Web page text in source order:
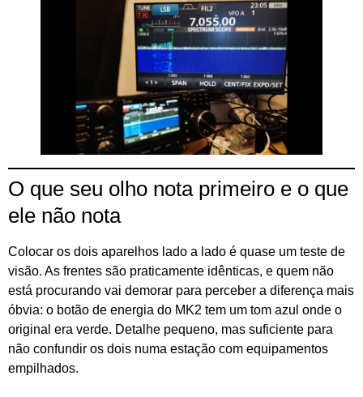
O que seu olho nota primeiro e o que
ele não nota
Colocar os dois aparelhos lado a lado é quase um teste de
visão. As frentes são praticamente idênticas, e quem não
está procurando vai demorar para perceber a diferença mais
óbvia: o botão de energia do MK2 tem um tom azul onde o
original era verde. Detalhe pequeno, mas suficiente para
não confundir os dois numa estação com equipamentos
empilhados.